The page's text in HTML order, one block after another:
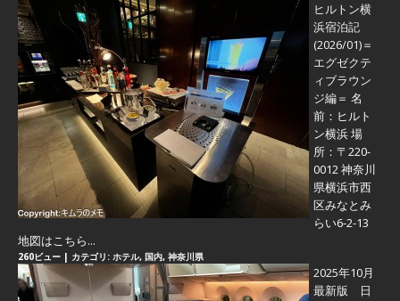
ヒルトン横
浜宿泊記
(2026/01)＝
エグゼクテ
ィブラウン
ジ編＝ 名
前：ヒルト
ン横浜 場
所：〒220-
0012 神奈川
県横浜市西
区みなとみ
らい6-2-13
地図はこちら...
260ビュー | カテゴリ: ホテル, 国内, 神奈川県
2025年10月
最新版 日